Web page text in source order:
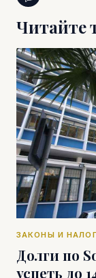
Читайте
ЗАКОНЫ И
Долги по
успеть до